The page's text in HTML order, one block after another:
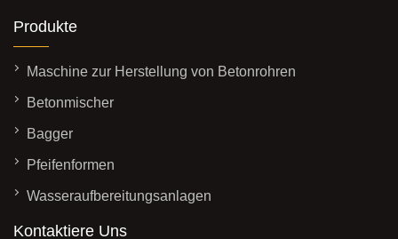
Produkte
Maschine zur Herstellung von Betonrohren
Betonmischer
Bagger
Pfeifenformen
Wasseraufbereitungsanlagen
Kontaktiere Uns